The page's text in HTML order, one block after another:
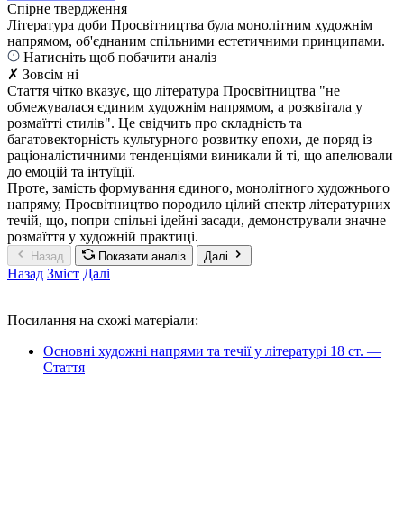
Спірне твердження
Література доби Просвітництва була монолітним художнім
напрямом, об'єднаним спільними естетичними принципами.
Натисніть щоб побачити аналіз
✗ Зовсім ні
Стаття чітко вказує, що література Просвітництва "не
обмежувалася єдиним художнім напрямом, а розквітала у
розмаїтті стилів". Це свідчить про складність та
багатовекторність культурного розвитку епохи, де поряд із
раціоналістичними тенденціями виникали й ті, що апелювали
до емоцій та інтуїції.
Проте, замість формування єдиного, монолітного художнього
напряму, Просвітництво породило цілий спектр літературних
течій, що, попри спільні ідейні засади, демонстрували значне
розмаїття у художній практиці.
Назад Показати аналіз Далі
Назад Зміст Далі
Посилання на схожі матеріали:
Основні художні напрями та течії у літературі 18 ст. —
Стаття